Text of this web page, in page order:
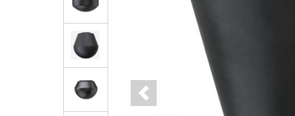
Previous